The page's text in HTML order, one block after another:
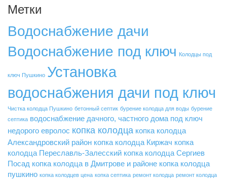
Метки
Водоснабжение дачи
Водоснабжение под ключ Колодцы под
ключ Пушкино Установка
водоснабжения дачи под ключ
Чистка колодца Пушкино бетонный септик бурение колодца для воды бурение
септика водоснабжение дачного, частного дома под ключ
недорого евролос копка колодца копка колодца
Александровский район копка колодца Киржач копка
колодца Переславль-Залесский копка колодца Сергиев
Посад копка колодца в Дмитрове и районе копка колодца
пушкино копка колодцев цена копка септика ремонт колодца ремонт колодца